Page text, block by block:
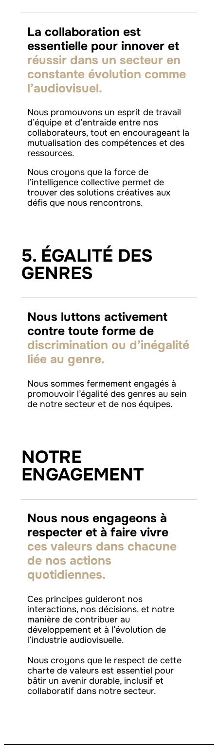
La collaboration est
essentielle pour innover et
réussir dans un secteur en
constante évolution comme
l’audiovisuel.
Nous promouvons un esprit de travail
d’équipe et d’entraide entre nos
collaborateurs, tout en encourageant la
mutualisation des compétences et des
ressources.
Nous croyons que la force de
l’intelligence collective permet de
trouver des solutions créatives aux
défis que nous rencontrons.
5. ÉGALITÉ DES
GENRES
Nous luttons activement
contre toute forme de
discrimination ou d’inégalité
liée au genre.
Nous sommes fermement engagés à
promouvoir l’égalité des genres au sein
de notre secteur et de nos équipes.
NOTRE
ENGAGEMENT
Nous nous engageons à
respecter et à faire vivre
ces valeurs dans chacune
de nos actions
quotidiennes.
Ces principes guideront nos
interactions, nos décisions, et notre
manière de contribuer au
développement et à l’évolution de
l’industrie audiovisuelle.
Nous croyons que le respect de cette
charte de valeurs est essentiel pour
bâtir un avenir durable, inclusif et
collaboratif dans notre secteur.